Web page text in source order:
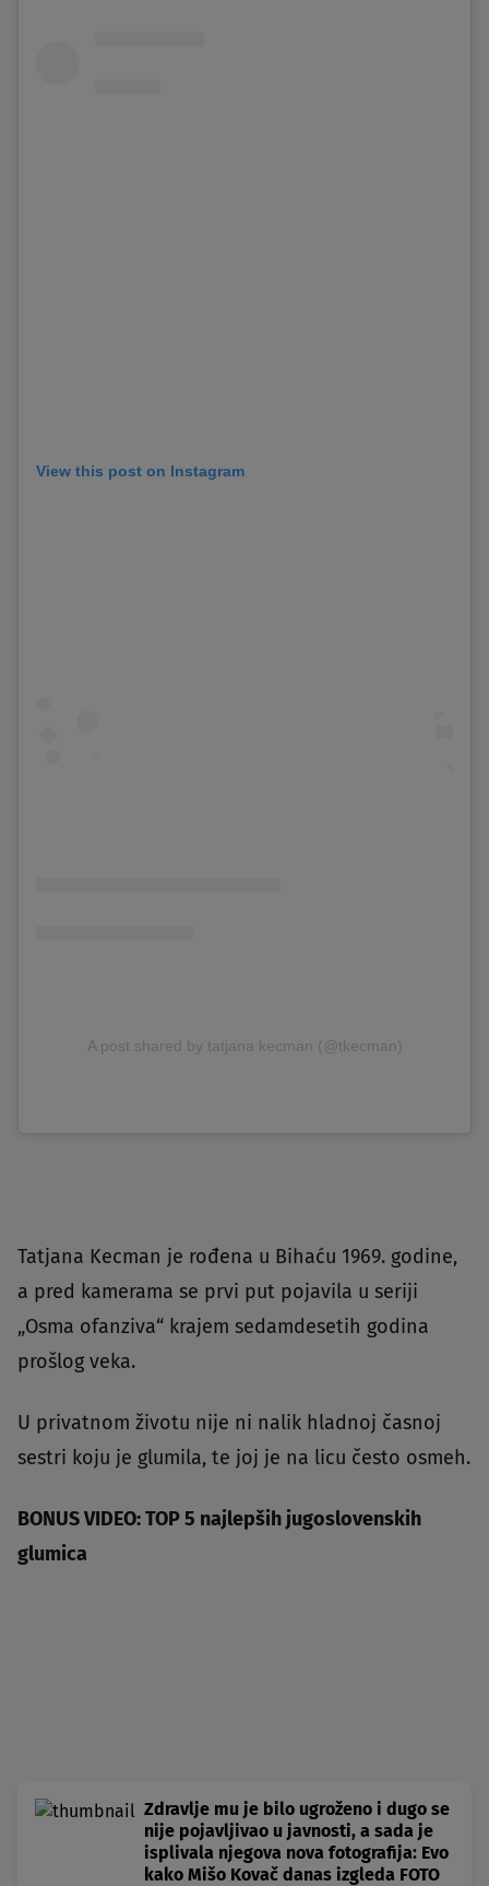
View this post on Instagram
A post shared by tatjana kecman (@tkecman)
Tatjana Kecman je rođena u Bihaću 1969. godine,
a pred kamerama se prvi put pojavila u seriji
„Osma ofanziva“ krajem sedamdesetih godina
prošlog veka.
U privatnom životu nije ni nalik hladnoj časnoj
sestri koju je glumila, te joj je na licu često osmeh.
BONUS VIDEO: TOP 5 najlepših jugoslovenskih
glumica
Zdravlje mu je bilo ugroženo i dugo se
nije pojavljivao u javnosti, a sada je
isplivala njegova nova fotografija: Evo
kako Mišo Kovač danas izgleda FOTO